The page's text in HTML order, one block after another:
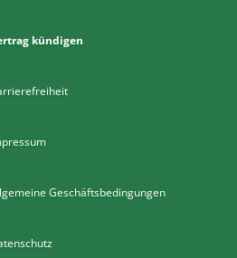
kündigen
Geschäftsbedingungen